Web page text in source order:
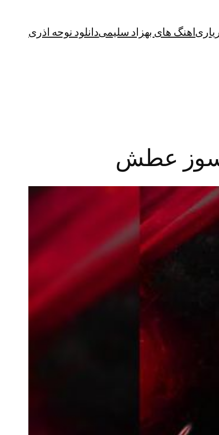
اهنگ های بهزاد سلیمیدانلود نوحه اذری
سوز عطش